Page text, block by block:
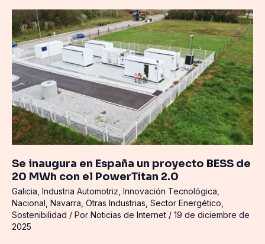
Se inaugura en España un proyecto BESS de
20 MWh con el PowerTitan 2.0
Galicia Industria Automotriz Innovación Tecnológica
Nacional Navarra Otras Industrias Sector Energético
Sostenibilidad / Por Noticias de Internet / 19 de diciembre de
2025
Se
inaugura
en
España
proyecto
BESS
de
20
MWh
el
PowerTitan
2.0